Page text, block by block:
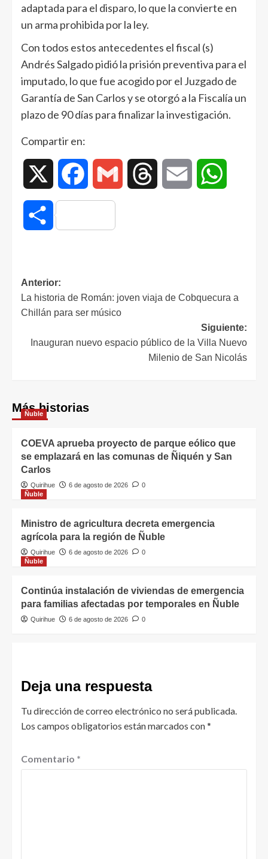
adaptada para el disparo, lo que la convierte en
un arma prohibida por la ley.
Con todos estos antecedentes el fiscal (s)
Andrés Salgado pidió la prisión preventiva para el
imputado, lo que fue acogido por el Juzgado de
Garantía de San Carlos y se otorgó a la Fiscalía un
plazo de 90 días para finalizar la investigación.
Compartir en:
Facebook Gmail Threads Email
Compartir
Anterior:
La historia de Román: joven viaja de Cobquecura a
Chillán para ser músico
Siguiente:
Inauguran nuevo espacio público de la Villa Nuevo
Milenio de San Nicolás
Más historias
Ñuble
COEVA aprueba proyecto de parque eólico que
se emplazará en las comunas de Ñiquén y San
Carlos
Quirihue 6 de agosto de 2026
0
Ñuble
Ministro de agricultura decreta emergencia
agrícola para la región de Ñuble
Quirihue 6 de agosto de 2026
0
Ñuble
Continúa instalación de viviendas de emergencia
para familias afectadas por temporales en Ñuble
Quirihue 6 de agosto de 2026 0
Deja una respuesta
Tu dirección de correo electrónico no será publicada.
Los campos obligatorios están marcados con*
Comentario *